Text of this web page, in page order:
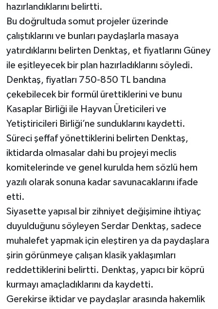
hazırlandıklarını belirtti.
Bu doğrultuda somut projeler üzerinde
çalıştıklarını ve bunları paydaşlarla masaya
yatırdıklarını belirten Denktaş, et fiyatlarını Güney
ile eşitleyecek bir plan hazırladıklarını söyledi.
Denktaş, fiyatları 750-850 TL bandına
çekebilecek bir formül ürettiklerini ve bunu
Kasaplar Birliği ile Hayvan Üreticileri ve
Yetiştiricileri Birliği’ne sunduklarını kaydetti.
Süreci şeffaf yönettiklerini belirten Denktaş,
iktidarda olmasalar dahi bu projeyi meclis
komitelerinde ve genel kurulda hem sözlü hem
yazılı olarak sonuna kadar savunacaklarını ifade
etti.
Siyasette yapısal bir zihniyet değişimine ihtiyaç
duyulduğunu söyleyen Serdar Denktaş, sadece
muhalefet yapmak için eleştiren ya da paydaşlara
şirin görünmeye çalışan klasik yaklaşımları
reddettiklerini belirtti. Denktaş, yapıcı bir köprü
kurmayı amaçladıklarını da kaydetti.
Gerekirse iktidar ve paydaşlar arasında hakemlik